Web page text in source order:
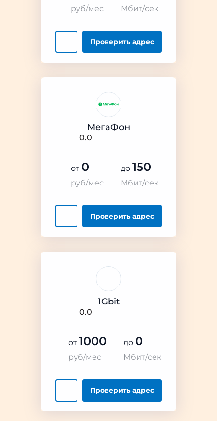
руб/мес Мбит/сек
Проверитьадрес
МегаФон
0.0
от 0
руб/мес
до 150
Мбит/сек
Проверитьадрес
1Gbit
0.0
от 1000
руб/мес
до 0
Мбит/сек
Проверитьадрес